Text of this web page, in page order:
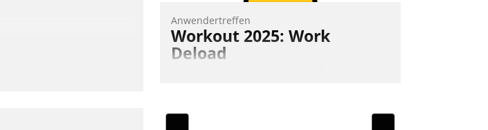
Anwendertreffen
Workout 2025: Work
Deload